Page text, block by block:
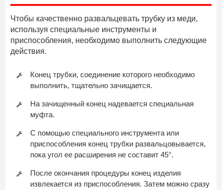
Чтобы качественно развальцевать трубку из меди,
используя специальные инструменты и
приспособления, необходимо выполнить следующие
действия.
Конец трубки, соединение которого необходимо
выполнить, тщательно зачищается.
На зачищенный конец надевается специальная
муфта.
С помощью специального инструмента или
приспособления конец трубки развальцовывается,
пока угол ее расширения не составит 45°.
После окончания процедуры конец изделия
извлекается из приспособления. Затем можно сразу